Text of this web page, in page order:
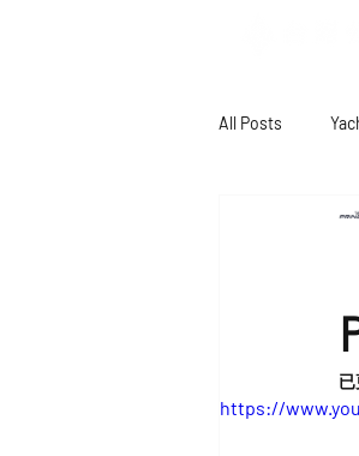
All Posts
已
https://